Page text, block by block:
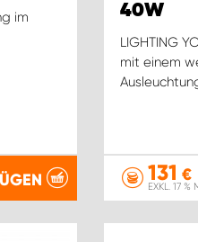
im
40W
LIGHTING
mit einem
131 €
EXKL. 17 %